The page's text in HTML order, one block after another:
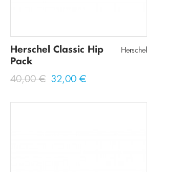
Herschel Classic Hip
Pack
Herschel
40,00 € 32,00 €